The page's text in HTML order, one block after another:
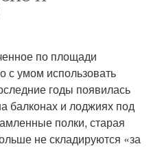
по площади
с умом использовать
годы появилась
балконах и лоджиях под
полки, старая
не складируются «за